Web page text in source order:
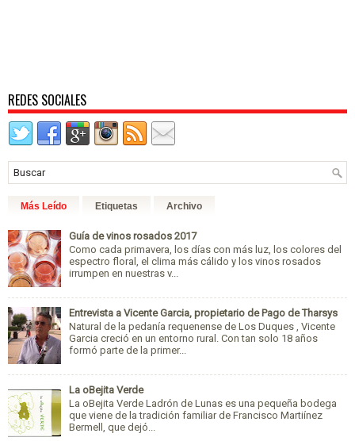
REDES SOCIALES
Más Leído Etiquetas Archivo
Guía de vinos rosados 2017
Como cada primavera, los días con más luz, los colores del
espectro floral, el clima más cálido y los vinos rosados
irrumpen en nuestras v...
Entrevista a Vicente Garcia, propietario de Pago de Tharsys
Natural de la pedanía requenense de Los Duques , Vicente
Garcia creció en un entorno rural. Con tan solo 18 años
formó parte de la primer...
La oBejita Verde
La oBejita Verde Ladrón de Lunas es una pequeña bodega
que viene de la tradición familiar de Francisco Martiínez
Bermell, que dejó...